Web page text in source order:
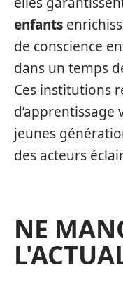
enfants
de conscience
dans un temps
Ces institutions
jeunes
des acteurs
NE